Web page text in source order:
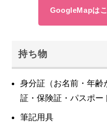
GoogleMapは
持ち物
身分証（お名前・年
証・保険証・パスポー
筆記用具